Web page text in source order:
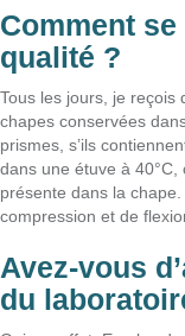
Comment
qualité ?
Tous les jours, je reçois
chapes conservées
prismes, s’ils
dans une étuve à
présente dans la
compression et de
Avez-vous
du